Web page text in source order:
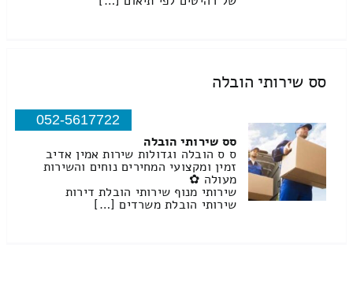
סס שירותי הובלה
052-5617722
סס שירותי הובלה
ס ס הובלה וגדולות שירות אמין אדיב
זמין ומקצועי המחירים נוחים והשירות
מעולה ✿
שירותי מנוף שירותי הובלת דירות
שירותי הובלת משרדים […]